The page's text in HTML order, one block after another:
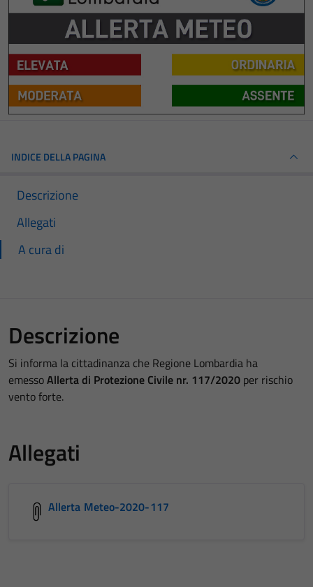
INDICE DELLA PAGINA
Descrizione
Allegati
A cura di
Descrizione
Si informa la cittadinanza che Regione Lombardia ha
emessoAllerta di Protezione Civile nr. 117/2020 per rischio
vento forte.
Allegati
Allerta Meteo-2020-117